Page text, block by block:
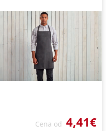
Cena od 4,41€